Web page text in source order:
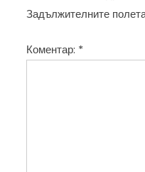
ц
я
Задължителните
Коментар: *